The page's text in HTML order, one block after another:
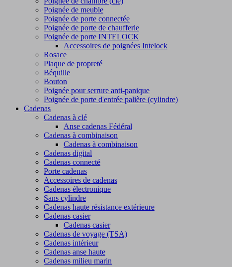
Poignée de meuble
Poignée de porte connectée
Poignée de porte de chaufferie
Poignée de porte INTELOCK
Accessoires de poignées Intelock
Rosace
Plaque de propreté
Béquille
Bouton
Poignée pour serrure anti-panique
Poignée de porte d'entrée palière (cylindre)
Cadenas
Cadenas à clé
Anse cadenas Fédéral
Cadenas à combinaison
Cadenas à combinaison
Cadenas digital
Cadenas connecté
Porte cadenas
Accessoires de cadenas
Cadenas électronique
Sans cylindre
Cadenas haute résistance extérieure
Cadenas casier
Cadenas casier
Cadenas de voyage (TSA)
Cadenas intérieur
Cadenas anse haute
Cadenas milieu marin